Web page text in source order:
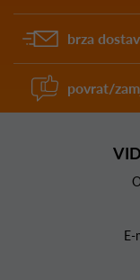
brza
povrat/
E-